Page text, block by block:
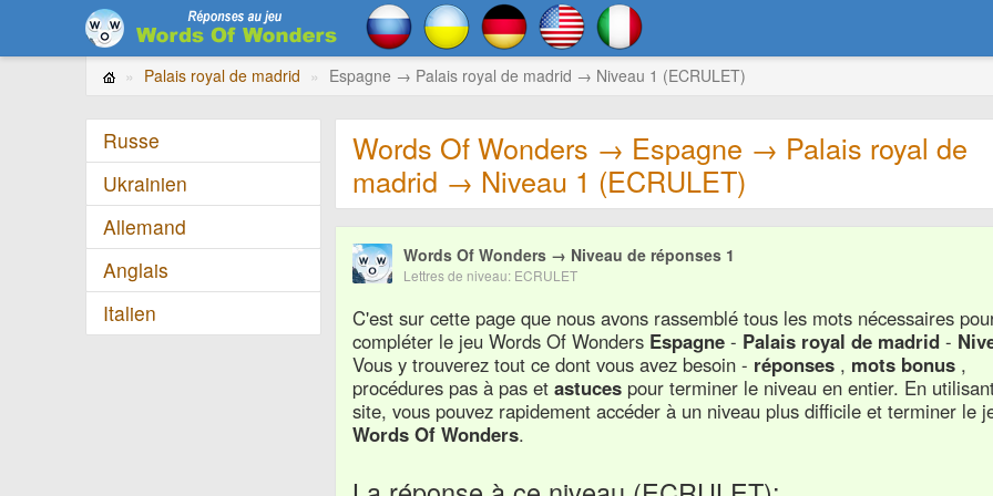
Palais royal de madrid Espagne → Palais royal de madrid → Niveau 1 (ECRULET)
Words Of Wonders → Espagne → Palais royal de
madrid → Niveau 1 (ECRULET)
Words Of Wonders → Niveau de réponses 1
Lettres de niveau: ECRULET
C'est sur cette page que nous avons rassemblé tous les mots nécessaires
compléter le jeu Words Of Wonders Espagne - Palais royal de madrid -
Vous y trouverez tout ce dont vous avez besoin - réponses , mots bonus ,
procédures pas à pas etastuces pour terminer le niveau en entier. En
site, vous pouvez rapidement accéder à un niveau plus difficile et terminer le
Words Of Wonders.
Russe
Ukrainien
Allemand
Anglais
Italien